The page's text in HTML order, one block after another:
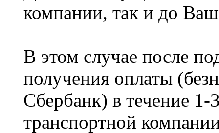
компании, так и до
В этом случае после
получения оплаты
Сбербанк) в течение
транспортной